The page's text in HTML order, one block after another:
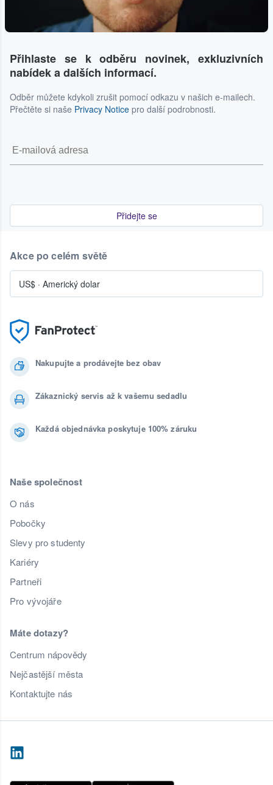
Přihlaste se k odběru novinek, exkluzivních
nabídek a dalších informací.
Odběr můžete kdykoli zrušit pomocí odkazu v našich e-mailech.
Přečtěte si naše Privacy Notice pro další podrobnosti.
Přidejte se
Nakupujte a prodávejte bez obav
Zákaznický servis až k vašemu sedadlu
Každá objednávka poskytuje 100% záruku
Naše společnost
O nás
Pobočky
Slevy pro studenty
Kariéry
Partneři
Pro vývojáře
Máte dotazy?
Centrum nápovědy
Nejčastější města
Kontaktujte nás
Akce po celém světě
US$ · Americký dolar